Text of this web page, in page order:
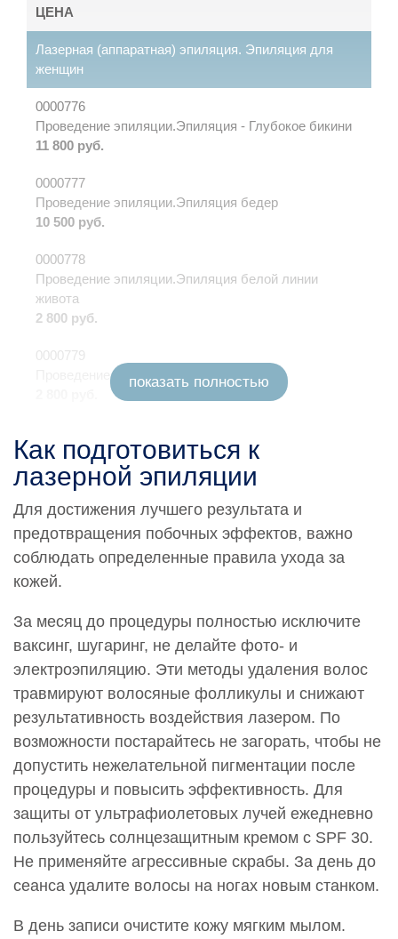
показать полностью
ЦЕНА
Лазерная (аппаратная) эпиляция. Эпиляция для
женщин
0000776
Проведение эпиляции.Эпиляция - Глубокое бикини
11 800 руб.
0000777
Проведение эпиляции.Эпиляция бедер
10 500 руб.
0000778
Проведение эпиляции.Эпиляция белой линии
живота
2 800 руб.
0000779
Проведение эпиляции.Эпиляция бровей
Проведение эпиляции.Эпиляция верхней губы
2 500 руб.
0000781
Проведение эпиляции.Эпиляция височной области
2 500 руб.
0000782
поверхностей бедер
11 900 руб.
0000783
Проведение эпиляции.Эпиляция воротниковой
области
4 200 руб.
0000784
Проведение эпиляции.Эпиляция голени
9 300 руб.
Проведение эпиляции.Эпиляция груди
6 200 руб.
0000786
Как подготовиться к
лазерной эпиляции
Для достижения лучшего результата и
предотвращения побочных эффектов, важно
соблюдать определенные правила ухода за
кожей.
За месяц до процедуры полностью исключите
ваксинг, шугаринг, не делайте фото- и
электроэпиляцию. Эти методы удаления волос
травмируют волосяные фолликулы и снижают
результативность воздействия лазером. По
возможности постарайтесь не загорать, чтобы не
допустить нежелательной пигментации после
процедуры и повысить эффективность. Для
защиты от ультрафиолетовых лучей ежедневно
пользуйтесь солнцезащитным кремом с SPF 30.
Не применяйте агрессивные скрабы. За день до
сеанса удалите волосы на ногах новым станком.
В день записи очистите кожу мягким мылом.